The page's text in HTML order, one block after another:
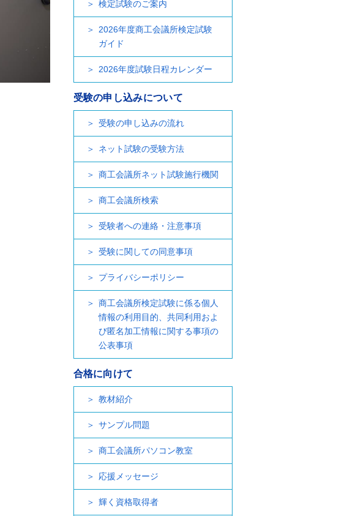
検定試験のご案内
2026年度商工会議所検定試験
ガイド
2026年度試験日程カレンダー
受験の申し込みについて
受験の申し込みの流れ
ネット試験の受験方法
商工会議所ネット試験施行機関
商工会議所検索
受験者への連絡・注意事項
受験に関しての同意事項
プライバシーポリシー
商工会議所検定試験に係る個人
情報の利用目的、共同利用およ
び匿名加工情報に関する事項の
公表事項
合格に向けて
教材紹介
サンプル問題
商工会議所パソコン教室
応援メッセージ
輝く資格取得者